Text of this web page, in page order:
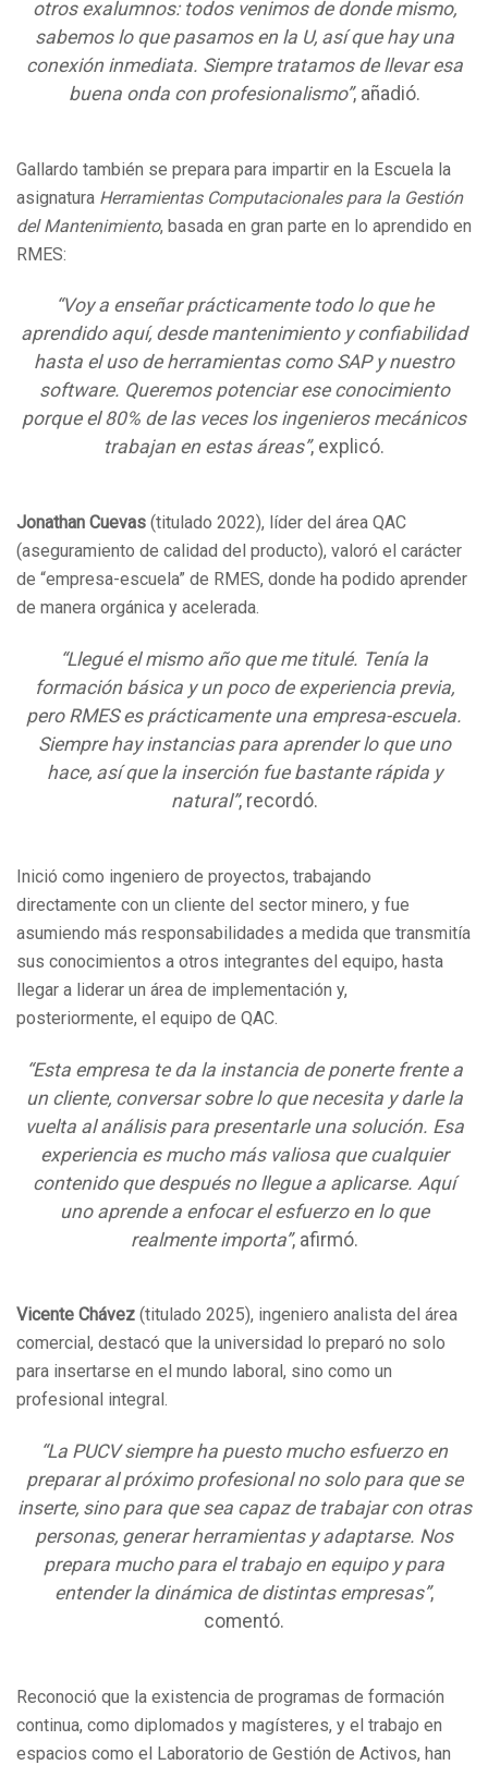
otros exalumnos: todos venimos de donde mismo,
sabemos lo que pasamos en la U, así que hay una
conexión inmediata. Siempre tratamos de llevar esa
buena onda con profesionalismo”, añadió.
Gallardo también se prepara para impartir en la Escuela la
asignatura Herramientas Computacionales para la Gestión
del Mantenimiento, basada en gran parte en lo aprendido en
RMES:
“Voy a enseñar prácticamente todo lo que he
aprendido aquí, desde mantenimiento y confiabilidad
hasta el uso de herramientas como SAP y nuestro
software. Queremos potenciar ese conocimiento
porque el 80% de las veces los ingenieros mecánicos
trabajan en estas áreas”, explicó.
Jonathan Cuevas (titulado 2022), líder del área QAC
(aseguramiento de calidad del producto), valoró el carácter
de “empresa-escuela” de RMES, donde ha podido aprender
de manera orgánica y acelerada.
“Llegué el mismo año que me titulé. Tenía la
formación básica y un poco de experiencia previa,
pero RMES es prácticamente una empresa-escuela.
Siempre hay instancias para aprender lo que uno
hace, así que la inserción fue bastante rápida y
natural”, recordó.
Inició como ingeniero de proyectos, trabajando
directamente con un cliente del sector minero, y fue
asumiendo más responsabilidades a medida que transmitía
sus conocimientos a otros integrantes del equipo, hasta
llegar a liderar un área de implementación y,
posteriormente, el equipo de QAC.
“Esta empresa te da la instancia de ponerte frente a
un cliente, conversar sobre lo que necesita y darle la
vuelta al análisis para presentarle una solución. Esa
experiencia es mucho más valiosa que cualquier
contenido que después no llegue a aplicarse. Aquí
uno aprende a enfocar el esfuerzo en lo que
realmente importa”, afirmó.
Vicente Chávez (titulado 2025), ingeniero analista del área
comercial, destacó que la universidad lo preparó no solo
para insertarse en el mundo laboral, sino como un
profesional integral.
“La PUCV siempre ha puesto mucho esfuerzo en
preparar al próximo profesional no solo para que se
inserte, sino para que sea capaz de trabajar con otras
personas, generar herramientas y adaptarse. Nos
prepara mucho para el trabajo en equipo y para
entender la dinámica de distintas empresas”,
comentó.
Reconoció que la existencia de programas de formación
continua, como diplomados y magísteres, y el trabajo en
espacios como el Laboratorio de Gestión de Activos, han